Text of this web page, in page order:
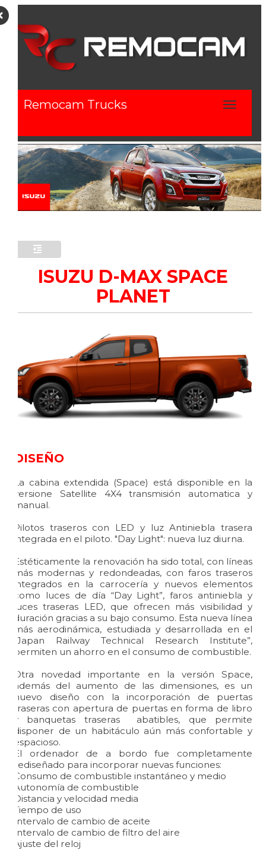
Toggle
Remocam Trucks
ISUZU D-MAX SPACE
PLANET
DISEÑO
La cabina extendida (Space) está disponible en la
versione Satellite 4X4 transmisión automatica y
manual.
Pilotos traseros con LED y luz Antiniebla trasera
integrada en el piloto. "Day Light": nueva luz diurna.
Estéticamente la renovación ha sido total, con líneas
más modernas y redondeadas, con faros traseros
integrados en la carrocería y nuevos elementos
como luces de día “Day Light”, faros antiniebla y
luces traseras LED, que ofrecen más visibilidad y
duración gracias a su bajo consumo. Esta nueva línea
más aerodinámica, estudiada y desarrollada en el
“Japan Railway Technical Research Institute”,
permiten un ahorro en el consumo de combustible.
Otra novedad importante en la versión Space,
además del aumento de las dimensiones, es un
nuevo diseño con la incorporación de puertas
traseras con apertura de puertas en forma de libro
y banquetas traseras abatibles, que permite
disponer de un habitáculo aún más confortable y
espacioso.
El ordenador de a bordo fue completamente
rediseñado para incorporar nuevas funciones:
Consumo de combustible instantáneo y medio
Autonomía de combustible
Distancia y velocidad media
Tiempo de uso
Intervalo de cambio de aceite
Intervalo de cambio de filtro del aire
Ajuste del reloj